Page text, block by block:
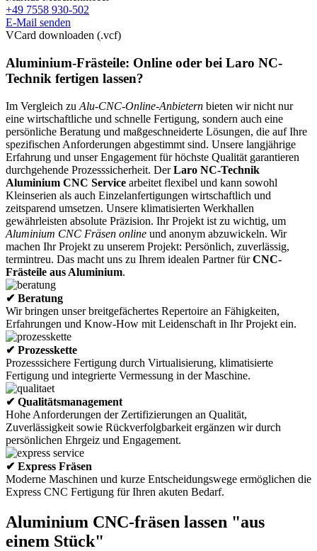
+49 7558 930-502
E-Mail senden
VCard downloaden (.vcf)
Aluminium-Frästeile: Online oder bei Laro NC-
Technik fertigen lassen?
Im Vergleich zu Alu-CNC-Online-Anbietern bieten wir nicht nur
eine wirtschaftliche und schnelle Fertigung, sondern auch eine
persönliche Beratung und maßgeschneiderte Lösungen, die auf Ihre
spezifischen Anforderungen abgestimmt sind. Unsere langjährige
Erfahrung und unser Engagement für höchste Qualität garantieren
durchgehende Prozesssicherheit. DerLaro NC-Technik
Aluminium CNC Service arbeitet flexibel und kann sowohl
Kleinserien als auch Einzelanfertigungen wirtschaftlich und
zeitsparend umsetzen. Unsere klimatisierten Werkhallen
gewährleisten absolute Präzision. Ihr Projekt ist zu wichtig, um
Aluminium CNC Fräsen online und anonym abzuwickeln. Wir
machen Ihr Projekt zu unserem Projekt: Persönlich, zuverlässig,
termintreu. Das macht uns zu Ihrem idealen Partner fürCNC-
Frästeile aus Aluminium.
✔ Beratung
Wir bringen unser breitgefächertes Repertoire an Fähigkeiten,
Erfahrungen und Know-How mit Leidenschaft in Ihr Projekt ein.
✔ Prozesskette
Prozesssichere Fertigung durch Virtualisierung, klimatisierte
Fertigung und integrierte Vermessung in der Maschine.
✔ Qualitätsmanagement
Hohe Anforderungen der Zertifizierungen an Qualität,
Zuverlässigkeit sowie Rückverfolgbarkeit ergänzen wir durch
persönlichen Ehrgeiz und Engagement.
✔ Express Fräsen
Moderne Maschinen und kurze Entscheidungswege ermöglichen die
Express CNC Fertigung für Ihren akuten Bedarf.
Aluminium CNC-fräsen lassen "aus
einem Stück"